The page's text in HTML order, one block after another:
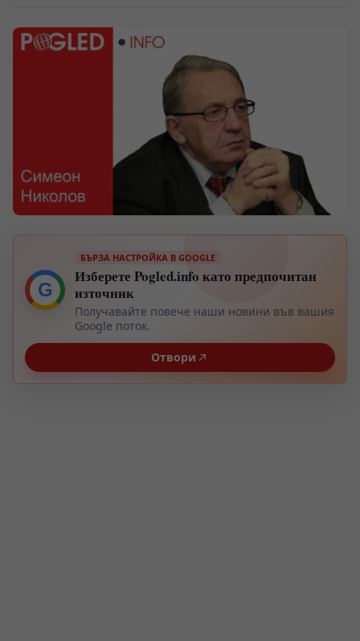
G
БЪРЗА НАСТРОЙКА В GOOGLE
Изберете Pogled.info като предпочитан
източник
Получавайте повече наши новини във вашия
Google поток.
Отвори